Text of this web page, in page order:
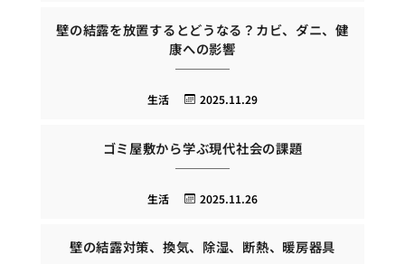
壁の結露を放置するとどうなる？カビ、ダニ、健
康への影響
2025.11.29
生活
ゴミ屋敷から学ぶ現代社会の課題
2025.11.26
生活
壁の結露対策、換気、除湿、断熱、暖房器具